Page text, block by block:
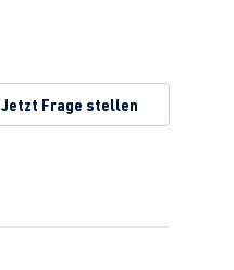
Jetzt Frage stellen